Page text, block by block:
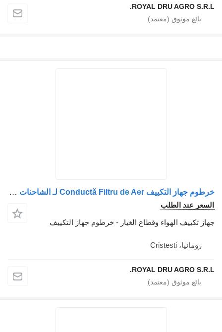
ROYAL DRU AGRO S.R.L.
خرطوم جهاز التكييف Conductă Filtru de Aer لـ الشاحنات IVECO 41225674 / 41288483
السعر عند الطلب
جهاز تكييف الهواء وقطاع الغيار - خرطوم جهاز التكييف
رومانيا، Cristesti
ROYAL DRU AGRO S.R.L.